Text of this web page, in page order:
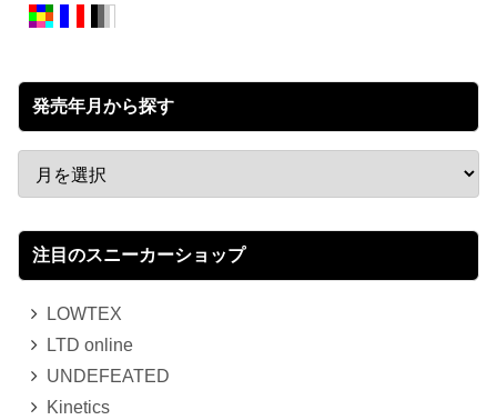
発売年月から探す
注目のスニーカーショップ
LOWTEX
LTD online
UNDEFEATED
Kinetics